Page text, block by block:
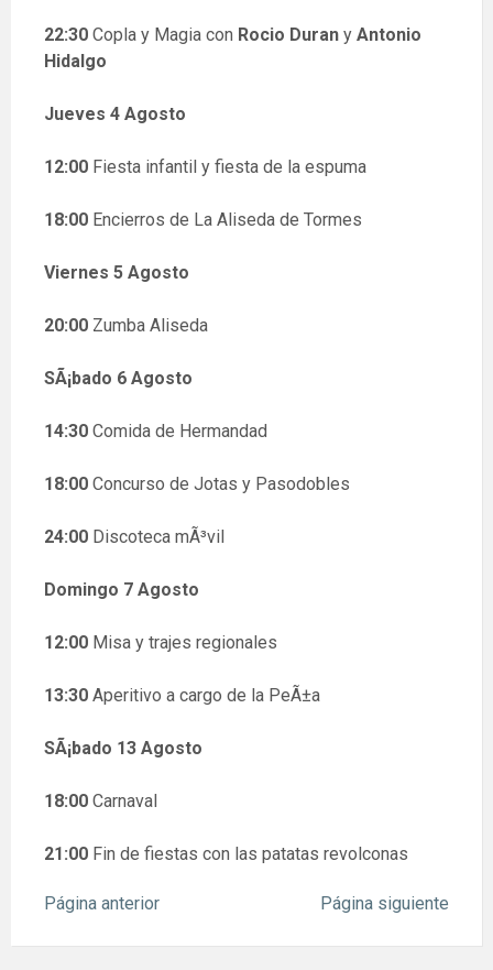
22:30 Copla y Magia con Rocio Duran y Antonio
Hidalgo
Jueves 4 Agosto
12:00 Fiesta infantil y fiesta de la espuma
18:00 Encierros de La Aliseda de Tormes
Viernes 5 Agosto
20:00 Zumba Aliseda
SÃ¡bado 6 Agosto
14:30 Comida de Hermandad
18:00 Concurso de Jotas y Pasodobles
24:00 Discoteca mÃ³vil
Domingo 7 Agosto
12:00 Misa y trajes regionales
13:30 Aperitivo a cargo de la PeÃ±a
SÃ¡bado 13 Agosto
18:00 Carnaval
21:00 Fin de fiestas con las patatas revolconas
Página anterior Página siguiente